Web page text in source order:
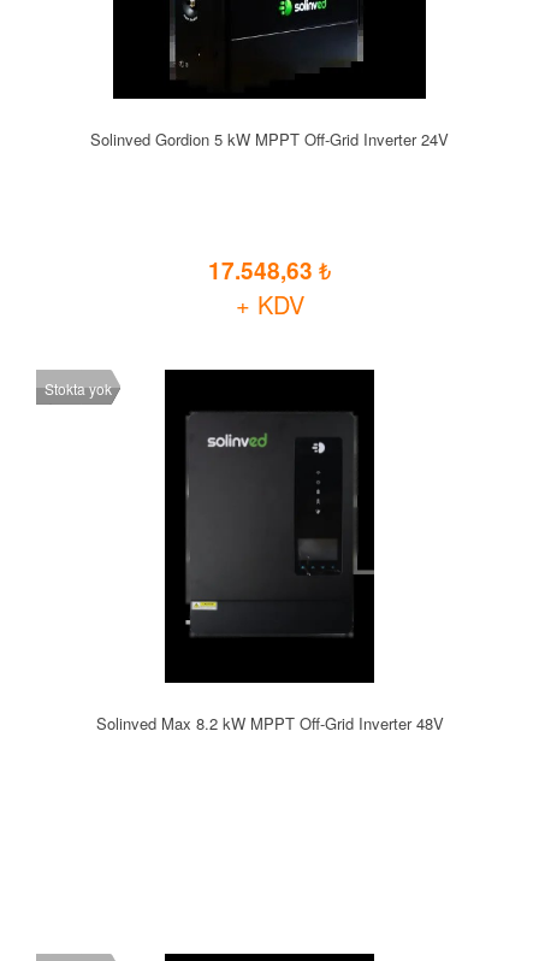
Solinved Gordion 5 kW MPPT Off-Grid Inverter 24V
17.548,63
+ KDV
Solinved Max 8.2 kW MPPT Off-Grid Inverter 48V
Stokta yok